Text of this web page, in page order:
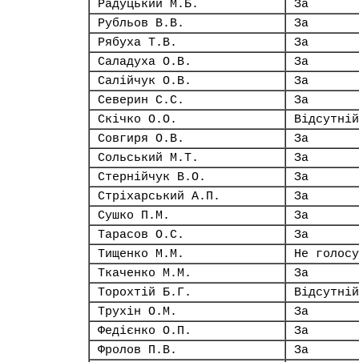
Радуцький М.Б.
За
Рубльов В.В.
За
Рябуха Т.В.
За
Саладуха О.В.
За
Салійчук О.В.
За
Северин С.С.
За
Скічко О.О.
Відсутній
Совгиря О.В.
За
Сольський М.Т.
За
Стернійчук В.О.
За
Стріхарський А.П.
За
Сушко П.М.
За
Тарасов О.С.
За
Тищенко М.М.
Не
Ткаченко М.М.
За
Торохтій Б.Г.
Відсутній
Трухін О.М.
За
Федієнко О.П.
За
Фролов П.В.
За